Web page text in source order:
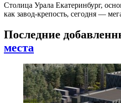
Столица Урала Екатеринбург,
как завод-крепость, сегодня —
Последние
места